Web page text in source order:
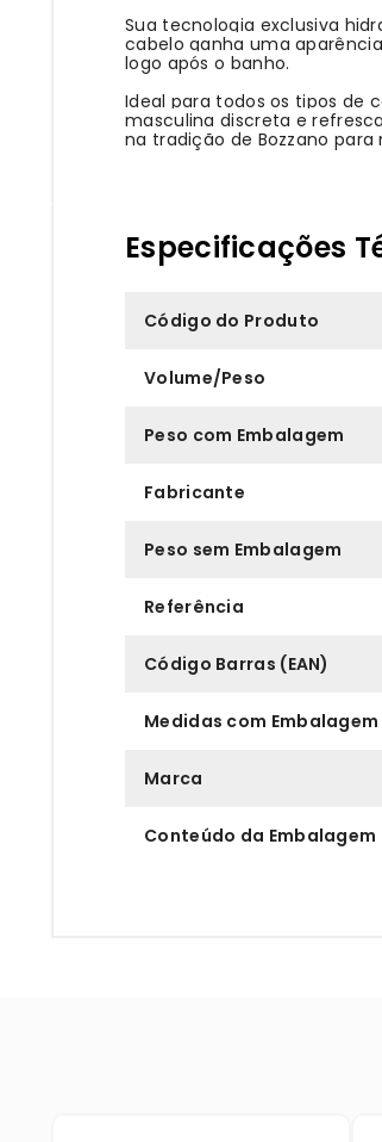
Sua tecnologia exclusiva
cabelo ganha uma
logo após o banho.
Ideal para todos os tipos de
masculina discreta e
na tradição de Bozzano
Especificações
Código do Produto
Volume/Peso
Peso com Embalagem
Fabricante
Peso sem Embalagem
Referência
Código Barras (EAN)
Medidas com Embalagem
Marca
Conteúdo da Embalagem